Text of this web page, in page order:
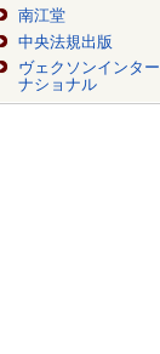
南江堂
中央法規出版
ヴェクソンインター
ナショナル